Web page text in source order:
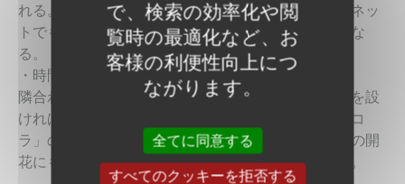
れる。確実なのはハウス栽培で、露地栽培では防風ネッ
トでもあれば、近距離でもある程度キセニア防止にな
る。
・時間差播種
隣合わせの栽培でも他品種と2～3週間の播種時間差を設
ければキセニア防止になる。その際「ホワイトショコ
ラ」の先播きでより確実性を増す。またその際脇芽の開
花にも注意する。周辺の他品種の栽培にも注意する。
で、検索の効率化や閲
覧時の最適化など、お
客様の利便性向上につ
ながります。
全てに同意する
すべてのクッキーを拒否する